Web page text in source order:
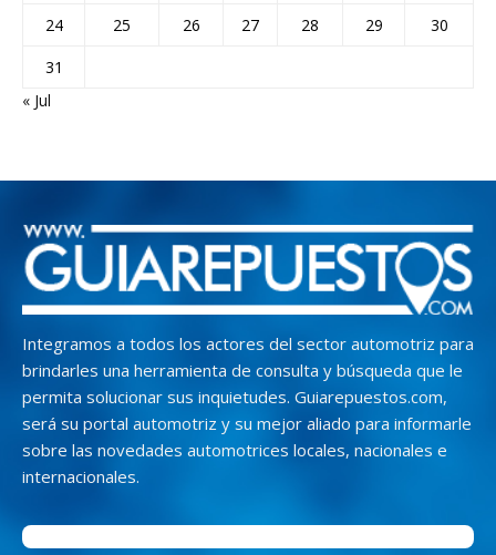
24
25 26 27 28 29
30
31
« Jul
Integramos a todos los actores del sector automotriz para
brindarles una herramienta de consulta y búsqueda que le
permita solucionar sus inquietudes. Guiarepuestos.com,
será su portal automotriz y su mejor aliado para informarle
sobre las novedades automotrices locales, nacionales e
internacionales.